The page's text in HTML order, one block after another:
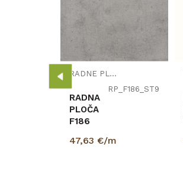
RADNE PLOČE
RP_F186_ST9
RADNA
PLOČA
F186
CHICAGO
47,63 €/m